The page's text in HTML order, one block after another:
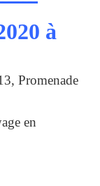
à
Promenade
en